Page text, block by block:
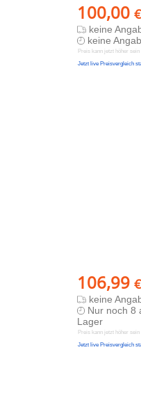
100,00 €
keine
keine
Preis kann jetzt höher sein
Jetzt live Preisvergleich
106,99 €
keine
Nur noch 8
Lager
Preis kann jetzt höher sein
Jetzt live Preisvergleich